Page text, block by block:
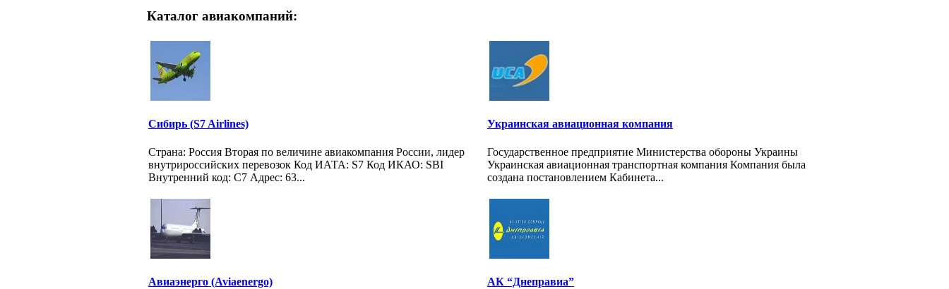
Каталог авиакомпаний:
Сибирь (S7 Airlines)
Страна: Россия Вторая по величине авиакомпания России, лидер
внутрироссийских перевозок Код ИАТА: S7 Код ИКАО: SBI
Внутренний код: С7 Адрес: 63...
Украинская авиационная компания
Государственное предприятие Министерства обороны Украины
Украинская авиационная транспортная компания Компания была
создана постановлением Кабинета...
Авиаэнерго (Aviaenergo) АК “Днеправиа”